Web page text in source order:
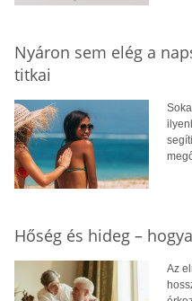
Nyáron sem elég a
titkai
Hőség és hideg –
Az